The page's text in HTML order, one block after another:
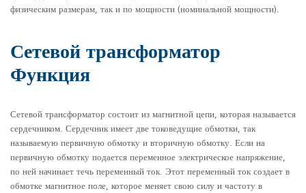
физическим размерам, так и по мощности (номинальной мощности).
Сетевой трансформатор
Функция
Сетевой трансформатор состоит из магнитной цепи, которая называется
сердечником. Сердечник имеет две токоведущие обмотки, так
называемую первичную обмотку и вторичную обмотку. Если на
первичную обмотку подается переменное электрическое напряжение,
по ней начинает течь переменный ток. Этот переменный ток создает в
обмотке магнитное поле, которое меняет свою силу и частоту в